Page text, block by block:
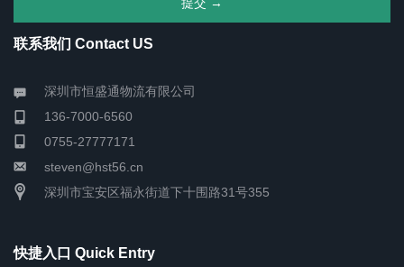
联系我们 Contact US
深圳市恒盛通物流有限公司
136-7000-6560
0755-27777171
steven@hst56.cn
深圳市宝安区福永街道下十围路31号355
快捷入口 Quick Entry